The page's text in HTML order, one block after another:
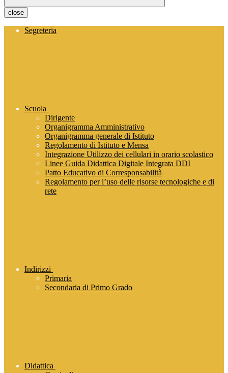
close
Segreteria
Scuola
Dirigente
Organigramma Amministrativo
Organigramma generale di Istituto
Regolamento di Istituto e Mensa
Integrazione Utilizzo dei cellulari in orario scolastico
Linee Guida Didattica Digitale Integrata DDI
Patto Educativo di Corresponsabilità
Regolamento per l’uso delle risorse tecnologiche e di
rete
Indirizzi
Primaria
Secondaria di Primo Grado
Didattica